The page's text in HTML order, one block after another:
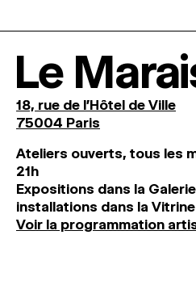
Le
18, rue de l'Hôtel de Ville
75004 Paris
Ateliers ouverts, tous les
21h
Expositions dans la
installations dans la Vitrine
Voir la programmation